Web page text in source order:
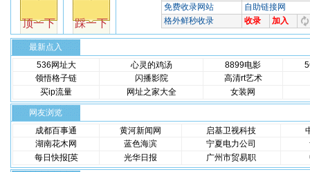
最新点入
536网址大
心灵的鸡汤 8899电影
领悟格子链
闪播影院
高清rt艺术
买ip流量
网址之家大全 女装网
网友浏览
成都百事通
黄河新闻网 启基卫视科技
湖南花木网
蓝色海滨 宁夏电力公司
每日快报[英
光华日报 广州市贸易职